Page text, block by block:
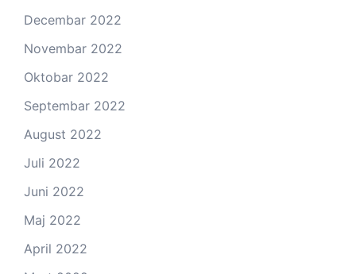
Decembar 2022
Novembar 2022
Oktobar 2022
Septembar 2022
August 2022
Juli 2022
Juni 2022
Maj 2022
April 2022